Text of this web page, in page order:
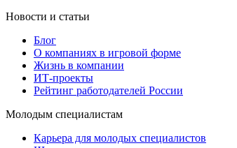
Новости и статьи
Блог
О компаниях в игровой форме
Жизнь в компании
ИТ-проекты
Рейтинг работодателей России
Молодым специалистам
Карьера для молодых специалистов